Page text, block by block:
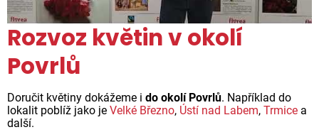
Rozvoz květin v okolí
Povrlů
Doručit květiny dokážeme i do okolí Povrlů. Například do
lokalit poblíž jako je Velké Březno, Ústí nad Labem, Trmice a
další.